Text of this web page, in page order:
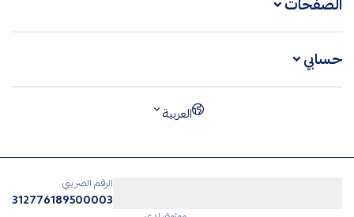
حسابي
العربية
الرقم الضريبي
312776189500003